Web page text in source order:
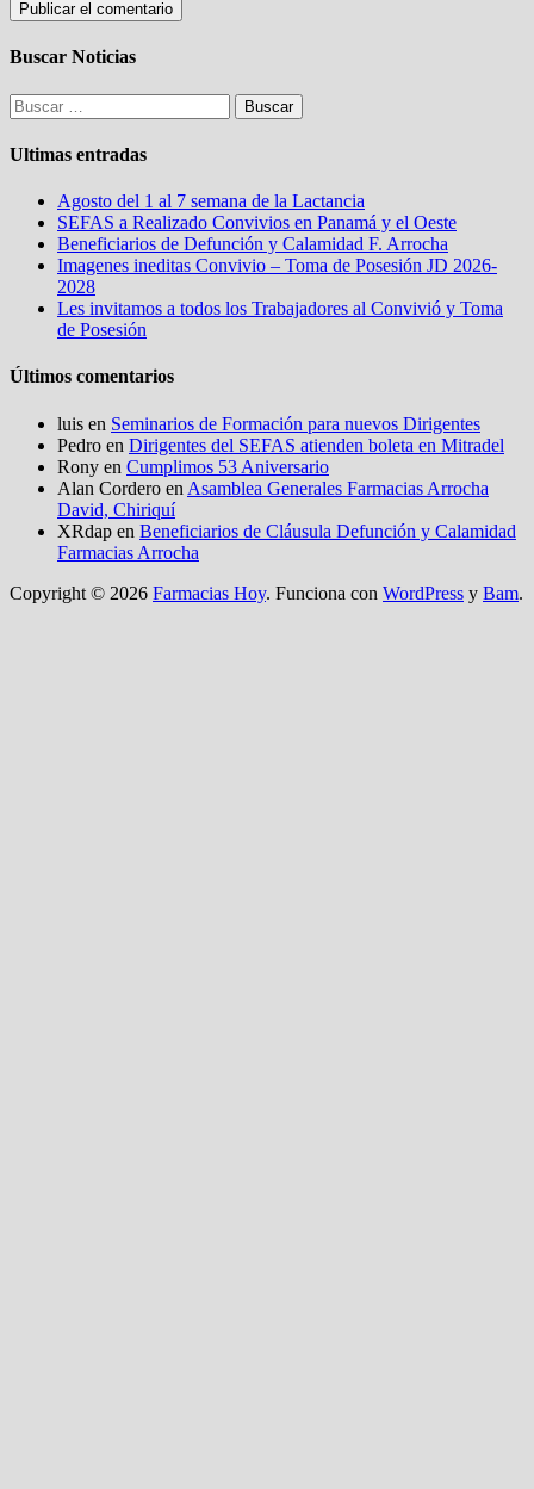
Buscar Noticias
Buscar:
Ultimas entradas
Agosto del 1 al 7 semana de la Lactancia
SEFAS a Realizado Convivios en Panamá y el Oeste
Beneficiarios de Defunción y Calamidad F. Arrocha
Imagenes ineditas Convivio – Toma de Posesión JD 2026-
2028
Les invitamos a todos los Trabajadores al Convivió y Toma
de Posesión
Últimos comentarios
luis en Seminarios de Formación para nuevos Dirigentes
Pedro en Dirigentes del SEFAS atienden boleta en Mitradel
Rony en Cumplimos 53 Aniversario
Alan Cordero en Asamblea Generales Farmacias Arrocha
David, Chiriquí
XRdap en Beneficiarios de Cláusula Defunción y Calamidad
Farmacias Arrocha
Copyright © 2026 Farmacias Hoy. Funciona con WordPress y Bam.